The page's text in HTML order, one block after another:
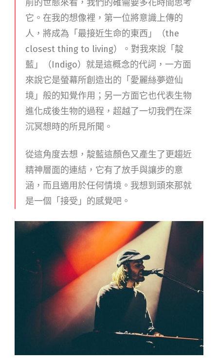
前的世態來看，我們的確需要多花時間思考
它。在我的想像裡，第一位將意識上傳的
人，將成為「最接近生命的東西」（the
closest thing to living）。對我來說「靛
藍」（Indigo）就是這概念的代詞，一方面
來說它是螢幕所創造出的「愛麗絲夢遊仙
境」般的知覺作用；另一方面它也代表生物
進化成後生物的過程，超越了一切我們在深
沉冥想時的所見所聞。
從這角度去想，靛藍這顏色又產生了更趨近
精神層面的連結，它有了放手與讓步的意
涵，而且適用於任何情境。我想到頭來那就
是一個「接受」的感覺吧。